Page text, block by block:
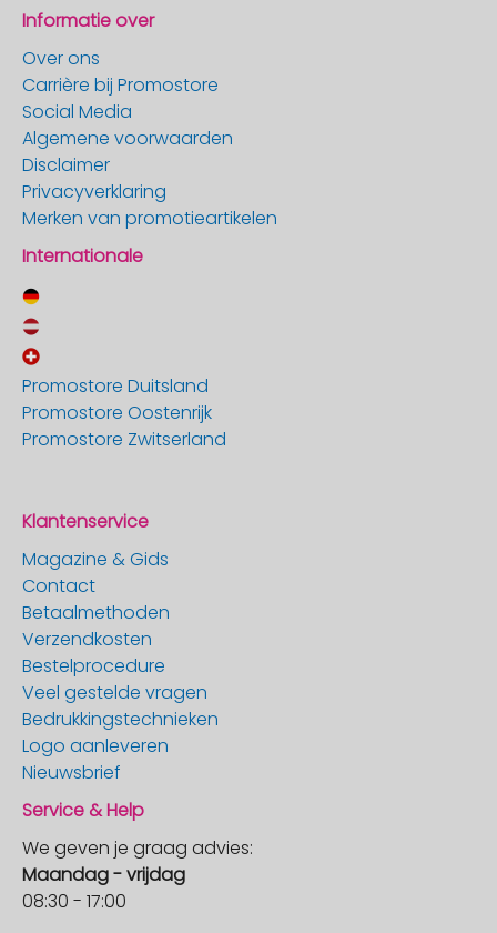
Informatie over
Over ons
Carrière bij Promostore
Social Media
Algemene voorwaarden
Disclaimer
Privacyverklaring
Merken van promotieartikelen
Internationale
Promostore Duitsland
Promostore Oostenrijk
Promostore Zwitserland
Klantenservice
Magazine & Gids
Contact
Betaalmethoden
Verzendkosten
Bestelprocedure
Veel gestelde vragen
Bedrukkingstechnieken
Logo aanleveren
Nieuwsbrief
Service & Help
We geven je graag advies:
Maandag - vrijdag
08:30 - 17:00